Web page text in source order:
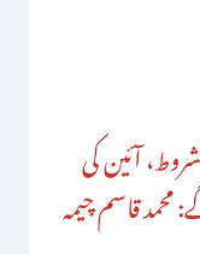
آئین کی
قاسم چیمہ